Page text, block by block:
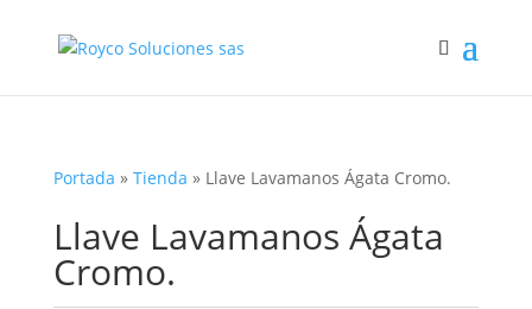
Portada » Tienda » Llave Lavamanos Ágata Cromo.
Llave Lavamanos Ágata
Cromo.